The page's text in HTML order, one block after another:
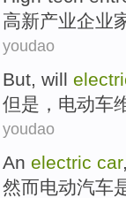
高新产业企业
youdao
But, will
但是 ， 电动车
youdao
An electric car,
然而电动汽车